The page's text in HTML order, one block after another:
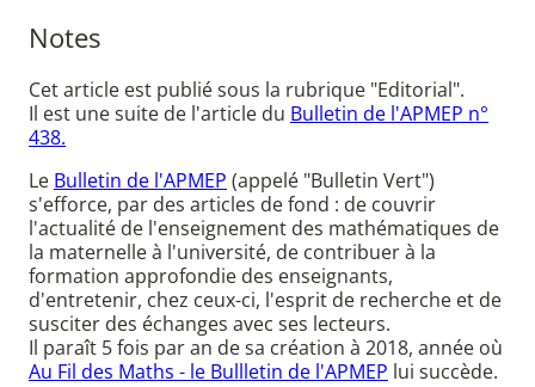
Notes
Cet article est publié sous la rubrique "Editorial".
Il est une suite de l'article du Bulletin de l'APMEP n°
438.
Le Bulletin de l'APMEP (appelé "Bulletin Vert")
s'efforce, par des articles de fond : de couvrir
l'actualité de l'enseignement des mathématiques de
la maternelle à l'université, de contribuer à la
formation approfondie des enseignants,
d'entretenir, chez ceux-ci, l'esprit de recherche et de
susciter des échanges avec ses lecteurs.
Il paraît 5 fois par an de sa création à 2018, année où
Au Fil des Maths - le Bullletin de l'APMEP lui succède.